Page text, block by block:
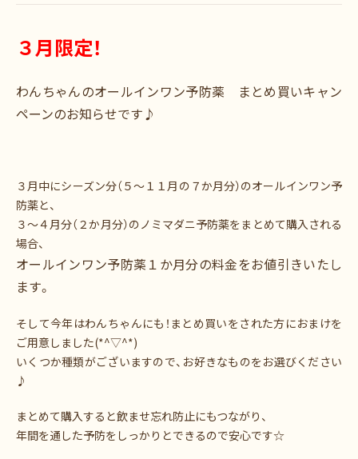
３月限定！
わんちゃんのオールインワン予防薬 まとめ買いキャン
ペーンのお知らせです♪
３月中にシーズン分（５～１１月の７か月分）のオールインワン予
防薬と、
３～４月分（２か月分）のノミマダニ予防薬をまとめて購入される
場合、
オールインワン予防薬１か月分の料金をお値引きいたし
ます。
そして今年はわんちゃんにも！まとめ買いをされた方におまけを
ご用意しました(*^▽^*)
いくつか種類がございますので、お好きなものをお選びください
♪
まとめて購入すると飲ませ忘れ防止にもつながり、
年間を通した予防をしっかりとできるので安心です☆